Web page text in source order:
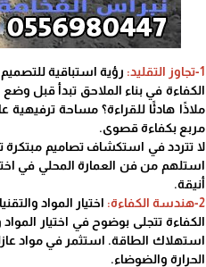
1-تجاوز التقليد:
رؤية استباقية
الكفاءة في بناء الملاحق تبدأ قبل
ملاذًا هادئًا للقراءة؟ مساحة
مربع بكفاءة قصوى.
لا تتردد في استكشاف تصاميم مبتكرة
استلهم من فن العمارة المحلي في
أنيقة.
2-هندسة الكفاءة:
اختيار المواد
الكفاءة تتجلى بوضوح في اختيار
استهلاك الطاقة. استثمر في مواد
الحرارة والضوضاء.